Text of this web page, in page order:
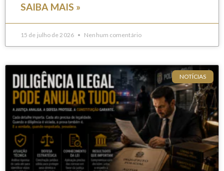
SAIBA MAIS »
15 de julho de 2026 Nenhum comentário
NOTÍCIAS